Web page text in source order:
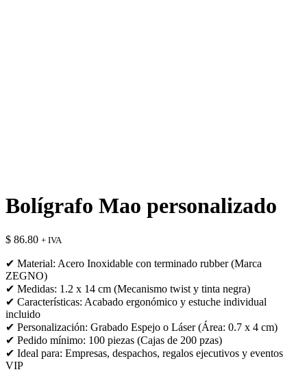
Bolígrafo Mao personalizado
$ 86.80 + IVA
✔ Material: Acero Inoxidable con terminado rubber (Marca
ZEGNO)
✔ Medidas: 1.2 x 14 cm (Mecanismo twist y tinta negra)
✔ Características: Acabado ergonómico y estuche individual
incluido
✔ Personalización: Grabado Espejo o Láser (Área: 0.7 x 4 cm)
✔ Pedido mínimo: 100 piezas (Cajas de 200 pzas)
✔ Ideal para: Empresas, despachos, regalos ejecutivos y eventos
VIP